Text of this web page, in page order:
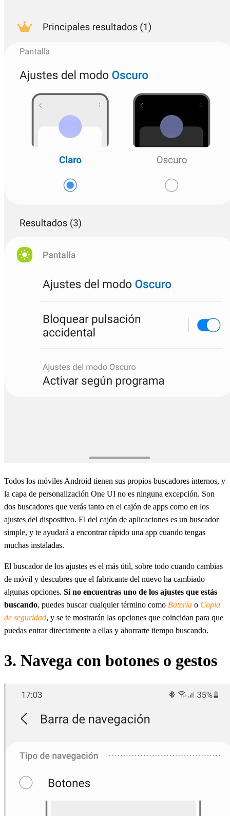
Todos los móviles Android tienen sus propios buscadores internos, y
la capa de personalización One UI no es ninguna excepción. Son
dos buscadores que verás tanto en el cajón de apps como en los
ajustes del dispositivo. El del cajón de aplicaciones es un buscador
simple, y te ayudará a encontrar rápido una app cuando tengas
muchas instaladas.
El buscador de los ajustes es el más útil, sobre todo cuando cambias
de móvil y descubres que el fabricante del nuevo ha cambiado
algunas opciones. Si no encuentras uno de los ajustes que estás
buscando, puedes buscar cualquier término como Batería o Copia
de seguridad, y se te mostrarán las opciones que coincidan para que
puedas entrar directamente a ellas y ahorrarte tiempo buscando.
3. Navega con botones o gestos